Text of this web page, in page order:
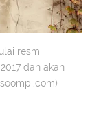
resmi
dan akan